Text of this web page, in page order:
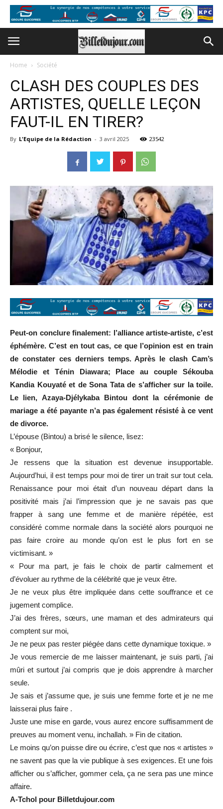
Home Société
CLASH DES COUPLES DES
ARTISTES, QUELLE LEÇON
FAUT-IL EN TIRER?
By L'Equipe de la Rédaction - 3 avril 2025 23542
Peut-on conclure finalement: l’alliance artiste-artiste, c’est
éphémère. C’est en tout cas, ce que l’opinion est en train
de constater ces derniers temps. Après le clash Cam’s
Mélodie et Ténin Diawara; Place au couple Sékouba
Kandia Kouyaté et de Sona Tata de s’afficher sur la toile.
Le lien, Azaya-Djélykaba Bintou dont la cérémonie de
mariage a été payante n’a pas également résisté à ce vent
de divorce.
L’épouse (Bintou) a brisé le silence, lisez:
« Bonjour,
Je ressens que la situation est devenue insupportable.
Aujourd’hui, il est temps pour moi de tirer un trait sur tout cela.
Renaissance pour moi était d’un nouveau départ dans la
positivité mais j’ai l’impression que je ne savais pas que
frapper à sang une femme et de manière répétée, est
considéré comme normale dans la société alors pourquoi ne
pas faire croire au monde qu’on est le plus fort en se
victimisant. »
« Pour ma part, je fais le choix de partir calmement et
d’évoluer au rythme de la célébrité que je veux être.
Je ne veux plus être impliquée dans cette souffrance et ce
jugement complice.
J’ai des frères, sœurs, une maman et des admirateurs qui
comptent sur moi,
Je ne peux pas rester piégée dans cette dynamique toxique. »
Je vous remercie de me laisser maintenant, je suis parti, j’ai
mûri et surtout j’ai compris que je dois apprendre à marcher
seule.
Je sais et j’assume que, je suis une femme forte et je ne me
laisserai plus faire .
Juste une mise en garde, vous aurez encore suffisamment de
preuves au moment venu, inchallah. » Fin de citation.
Le moins qu’on puisse dire ou écrire, c’est que nos « artistes »
ne savent pas que la vie publique à ses exigences. Et une fois
afficher ou s’afficher, gommer cela, ça ne sera pas une mince
affaire.
A-Tchol pour Billetdujour.com